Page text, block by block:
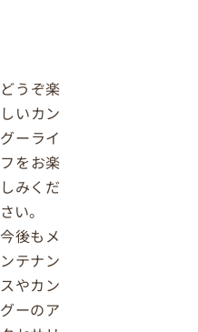
どうぞ楽
しいカン
グーライ
フをお楽
しみくだ
さい。
今後もメ
ンテナン
スやカン
グーのア